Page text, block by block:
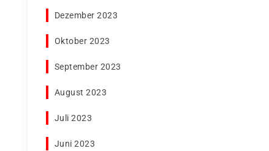
Dezember 2023
Oktober 2023
September 2023
August 2023
Juli 2023
Juni 2023